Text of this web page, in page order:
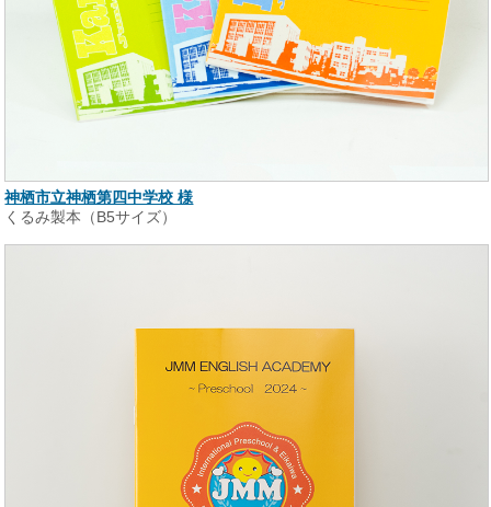
神栖市立神栖第四中学校 様
くるみ製本（B5サイズ）